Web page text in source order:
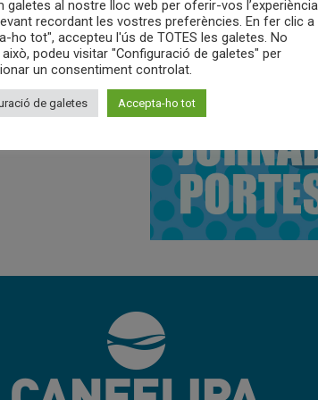
a la nostra
galetes al nostre lloc web per oferir-vos l’experiència
recordant les vostres preferències. En fer clic a
ho tot", accepteu l'ús de TOTES les galetes. No
podeu visitar "Configuració de galetes" per
un consentiment controlat.
de galetes Accepta-ho tot